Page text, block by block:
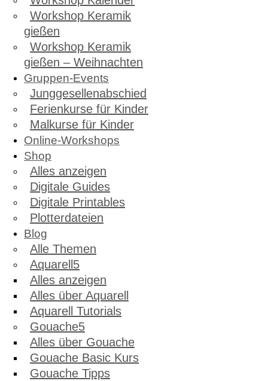
Workshop Keramik
gießen
Workshop Keramik
gießen – Weihnachten
Gruppen-Events
Junggesellenabschied
Ferienkurse für Kinder
Malkurse für Kinder
Online-Workshops
Shop
Alles anzeigen
Digitale Guides
Digitale Printables
Plotterdateien
Blog
Alle Themen
Aquarell
Alles anzeigen
Alles über Aquarell
Aquarell Tutorials
Gouache
Alles über Gouache
Gouache Basic Kurs
Gouache Tipps